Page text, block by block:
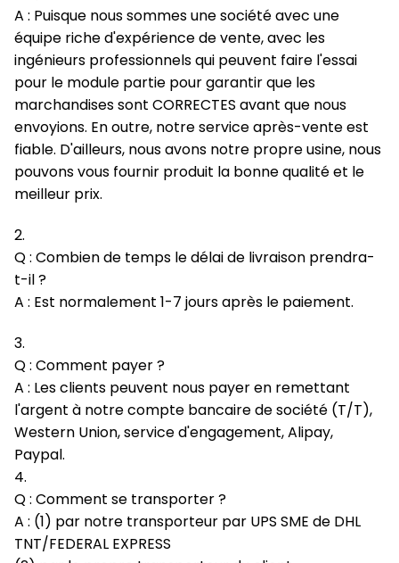
A : Puisque nous sommes une société avec une
équipe riche d'expérience de vente, avec les
ingénieurs professionnels qui peuvent faire l'essai
pour le module partie pour garantir que les
marchandises sont CORRECTES avant que nous
envoyions. En outre, notre service après-vente est
fiable. D'ailleurs, nous avons notre propre usine, nous
pouvons vous fournir produit la bonne qualité et le
meilleur prix.
2.
Q : Combien de temps le délai de livraison prendra-
t-il ?
A : Est normalement 1-7 jours après le paiement.
3.
Q : Comment payer ?
A : Les clients peuvent nous payer en remettant
l'argent à notre compte bancaire de société (T/T),
Western Union, service d'engagement, Alipay,
Paypal.
4.
Q : Comment se transporter ?
A : (1) par notre transporteur par UPS SME de DHL
TNT/FEDERAL EXPRESS